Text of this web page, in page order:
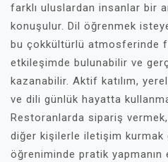
farklı uluslardan insanlar bir
konuşulur. Dil öğrenmek
bu çokkültürlü atmosferinde
etkileşimde bulunabilir ve
kazanabilir. Aktif katılım,
ve dili günlük hayatta
Restoranlarda sipariş
diğer kişilerle iletişim kurmak
öğreniminde pratik yapmanın